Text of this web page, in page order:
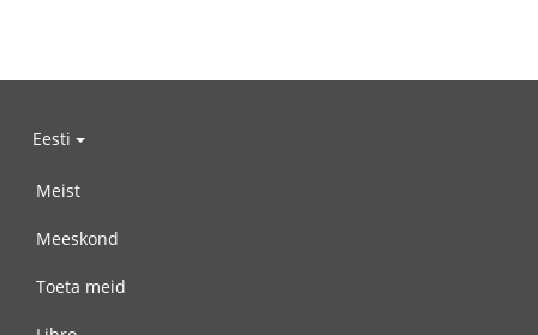
Eesti
Meist
Meeskond
Toeta meid